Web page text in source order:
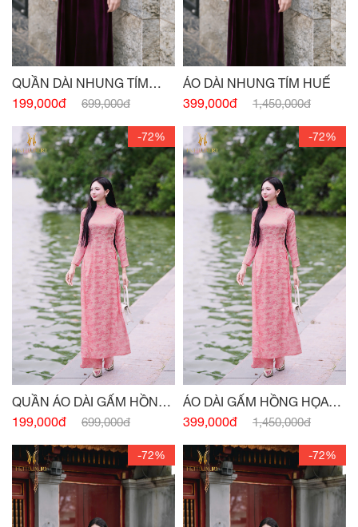
QUẦN DÀI NHUNG TÍM
HUẾ
199,000đ 699,000đ
ÁO DÀI NHUNG TÍM HUẾ
399,000đ
1,450,000đ
-72%
QUẦN ÁO DÀI GẤM HỒNG
HỌA TIẾT
199,000đ 699,000đ
-72%
ÁO DÀI GẤM HỒNG HỌA
TIẾT
399,000đ 1,450,000đ
-72% -72%